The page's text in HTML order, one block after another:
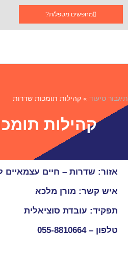
מחפשים מטפל/ת?
תיגבור סיעוד » קהילות תומכות שדרות
קהילות
אזור: שדרות – חיים עצמאיים
איש קשר: מורן מלכא
תפקיד: עובדת סוציאלית
טלפון – 055-8810664